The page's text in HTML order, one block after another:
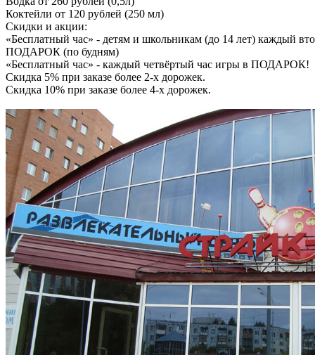
Коктейли от 120 рублей (250 мл)
Скидки и акции:
«Бесплатный час» - детям и школьникам (до 14 лет) каждый
ПОДАРОК (по будням)
«Бесплатный час» - каждый четвёртый час игры в ПОДАРОК!
Скидка 5% при заказе более 2-х дорожек.
Скидка 10% при заказе более 4-х дорожек.